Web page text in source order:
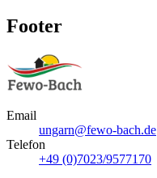
Footer
Email
ungarn@fewo-bach.de
Telefon
+49 (0)7023/9577170